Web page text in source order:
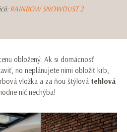
RAINBOW SNOWDUST 2
obložený. Ak si domácnosť
no neplánujete nimi obložiť krb,
vložka a za ňou štýlová tehlová
nič nechýba!